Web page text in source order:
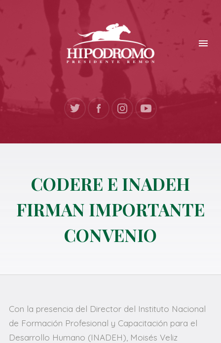
CODERE E INADEH
FIRMAN IMPORTANTE
CONVENIO
Con la presencia del Director del Instituto Nacional
de Formación Profesional y Capacitación para el
Desarrollo Humano (INADEH), Moisés Veliz